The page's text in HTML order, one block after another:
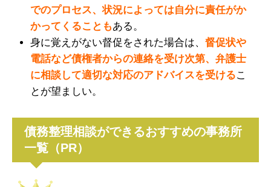
でのプロセス、状況によっては自分に責任がか
かってくることもある。
身に覚えがない督促をされた場合は、 督促状や
電話など債権者からの連絡を受け次第、弁護士
に相談して適切な対応のアドバイスを受けるこ
とが望ましい。
債務整理相談ができるおすすめの事務所
一覧（PR）